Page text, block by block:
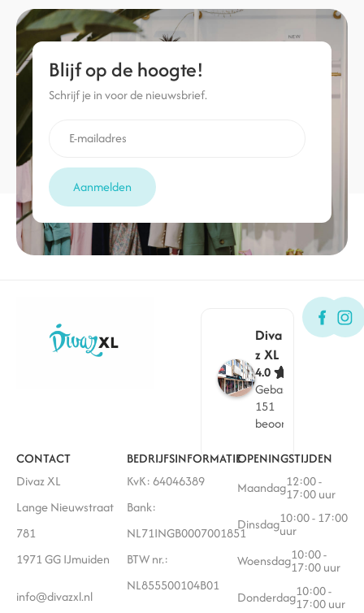
Blijf op de hoogte!
Schrijf je in voor de nieuwsbrief.
Aanmelden
Diva
z XL
4.0
Gebaseerd op
151
beoordelingen
CONTACT
Divaz XL
Lange Nieuwstraat
781
1971 GG IJmuiden
info@divazxl.nl
BEDRIJFSINFORMATIE
KvK: 64046389
Bank:
NL71INGB0007001851
BTW nr.:
NL855500104B01
OPENINGSTIJDEN
Maandag12:00 -
17:00 uur
Dinsdag10:00 - 17:00
uur
Woensdag10:00 -
17:00 uur
Donderdag10:00 -
17:00 uur